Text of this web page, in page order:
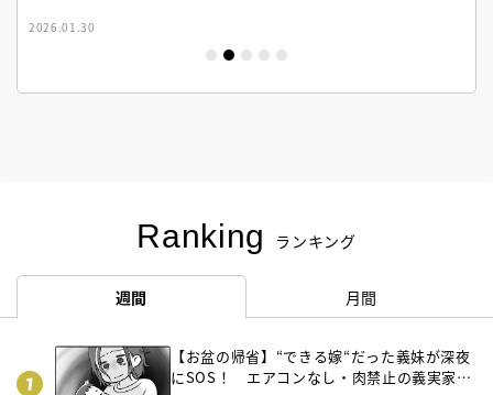
2026.01.30
Ranking ランキング
週間 月間
【お盆の帰省】“できる嫁“だった義妹が深夜
にSOS！ エアコンなし・肉禁止の義実家ル